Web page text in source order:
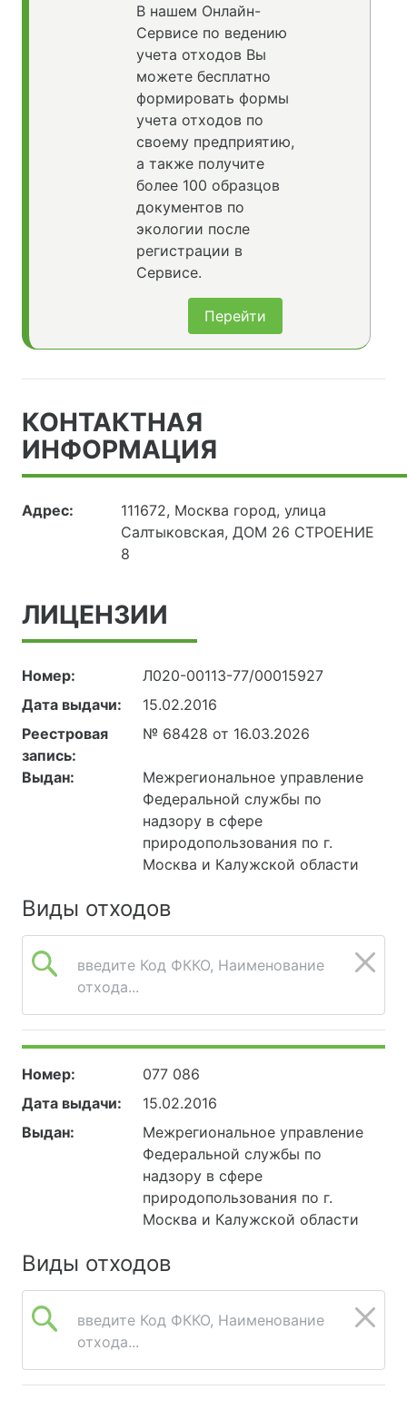
В нашем Онлайн-
Сервисе по ведению
учета отходов Вы
можете бесплатно
формировать формы
учета отходов по
своему предприятию,
а также получите
более 100 образцов
документов по
экологии после
регистрации в
Сервисе.
Перейти
КОНТАКТНАЯ
ИНФОРМАЦИЯ
Адрес:
111672, Москва город, улица
Салтыковская, ДОМ 26 СТРОЕНИЕ
8
ЛИЦЕНЗИИ
Номер:
Л020-00113-77/00015927
Дата выдачи:
15.02.2016
Реестровая
запись:
№ 68428 от 16.03.2026
Выдан:
Межрегиональное управление
Федеральной службы по
надзору в сфере
природопользования по г.
Москва и Калужской области
Виды отходов
введите Код ФККО, Наименование
отхода...
Номер:
077 086
Дата выдачи:
15.02.2016
Выдан:
Межрегиональное управление
Федеральной службы по
надзору в сфере
природопользования по г.
Москва и Калужской области
Виды отходов
введите Код ФККО, Наименование
отхода...